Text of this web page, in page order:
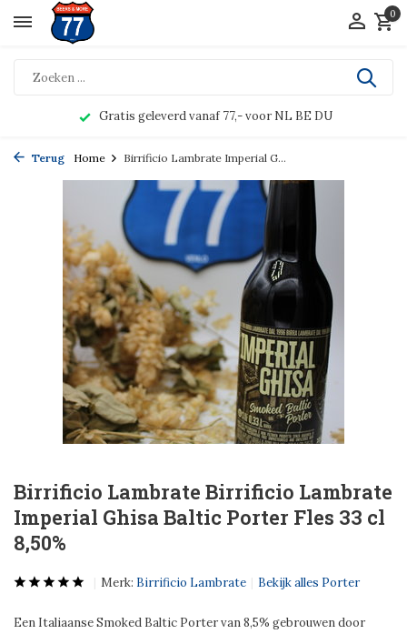
0
Gratis geleverd vanaf 77,- voor NL BE DU
Terug Home Birrificio Lambrate Imperial G...
Birrificio Lambrate Birrificio Lambrate
Imperial Ghisa Baltic Porter Fles 33 cl
8,50%
Merk: Birrificio Lambrate Bekijk alles Porter
Een Italiaanse Smoked Baltic Porter van 8,5% gebrouwen door